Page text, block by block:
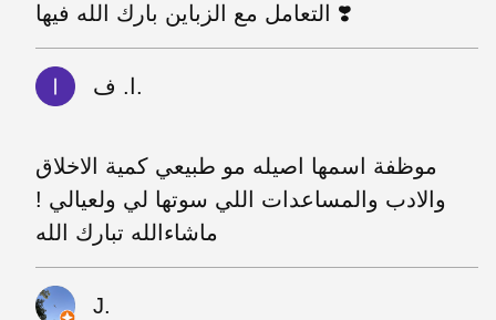
التعامل مع الزباين بارك الله فيها ❣️
ا. ف.
موظفة اسمها اصيله مو طبيعي كمية الاخلاق
والادب والمساعدات اللي سوتها لي ولعيالي !
ماشاءالله تبارك الله
J.